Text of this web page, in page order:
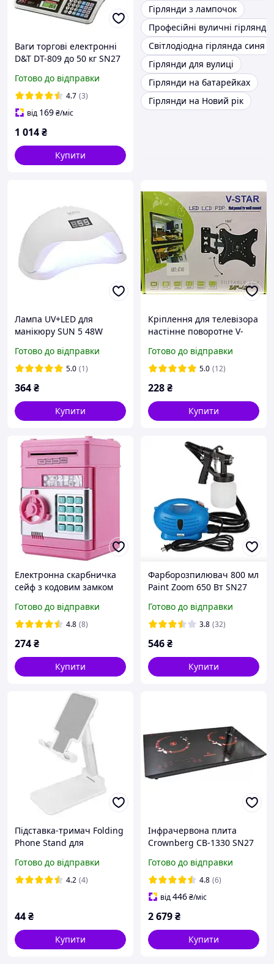
Ваги торгові електронні
D&T DT-809 до 50 кг SN27
Готово до відправки
4.7 (3)
від 169₴/міс
1 014₴
Купити
Гірлянди з лампочок
Професійні вуличні гірлянди
Світлодіодна гірлянда синя
Гірлянди для вулиці
Гірлянди на батарейках
Гірлянди на Новий рік
Лампа UV+LED для
манікюру SUN 5 48W
Готово до відправки
5.0 (1)
364₴
Купити
Кріплення для телевізора
настінне поворотне V-
wall mount 14"- 42" до 35
кг. Уцінка!! SN27
Готово до відправки
5.0 (12)
228₴
Купити
Електронна скарбничка
сейф з кодовим замком
Готово до відправки
4.8 (8)
274₴
Купити
Фарборозпилювач 800 мл
Paint Zoom 650 Вт SN27
Готово до відправки
3.8 (32)
546₴
Купити
Підставка-тримач Folding
Phone Stand для
SN27
Готово до відправки
4.2 (4)
44₴
Купити
Інфрачервона плита
Crownberg CB-1330 SN27
Готово до відправки
4.8 (6)
від446₴/міс
2 679₴
Купити